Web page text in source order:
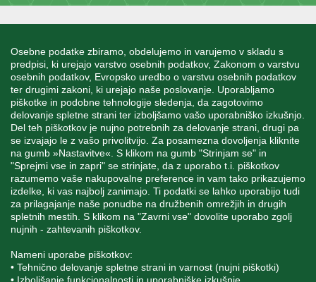
Osebne podatke zbiramo, obdelujemo in varujemo v skladu s
predpisi, ki urejajo varstvo osebnih podatkov, Zakonom o varstvu
osebnih podatkov, Evropsko uredbo o varstvu osebnih podatkov
ter drugimi zakoni, ki urejajo naše poslovanje. Uporabljamo
piškotke in podobne tehnologije sledenja, da zagotovimo
delovanje spletne strani ter izboljšamo vašo uporabniško izkušnjo.
Del teh piškotkov je nujno potrebnih za delovanje strani, drugi pa
se izvajajo le z vašo privolitvijo. Za posamezna dovoljenja kliknite
na gumb »Nastavitve«. S klikom na gumb "Strinjam se" in
"Sprejmi vse in zapri" se strinjate, da z uporabo t.i. piškotkov
razumemo vaše nakupovalne preference in vam tako prikazujemo
izdelke, ki vas najbolj zanimajo. Ti podatki se lahko uporabijo tudi
za prilagajanje naše ponudbe na družbenih omrežjih in drugih
spletnih mestih. S klikom na "Zavrni vse" dovolite uporabo zgolj
nujnih - zahtevanih piškotkov.
Nameni uporabe piškotkov:
• Tehnično delovanje spletne strani in varnost (nujni piškotki)
MOJ RAČUN
STORITEV ZA STRANKE
SPREMLJAJTE NAS
+386 1 562 21 11